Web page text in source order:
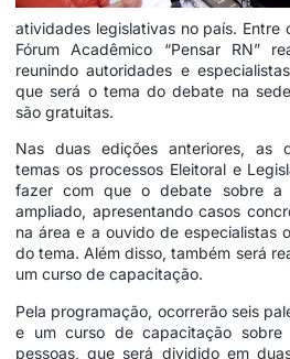
atividades legislativas no país.
Fórum Acadêmico “Pensar RN”
reunindo autoridades e
que será o tema do debate na
são gratuitas.
Nas duas edições anteriores, as
temas os processos Eleitoral e
fazer com que o debate sobre a
ampliado, apresentando casos
na área e a ouvido de especialistas
do tema. Além disso, também será
um curso de capacitação.
Pela programação, ocorrerão seis
e um curso de capacitação
pessoas, que será dividido em